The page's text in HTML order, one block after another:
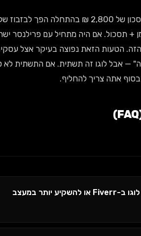
הלקח: מה שנראה חיסכון של 2,800 ₪ בהתחלה הפך לבזבוז של 200 דולר
אם היה מתחיל עם פרילנסר ישראלי, היה
נפוצה בעיקר אצל עסקים שחושבים
זה תשתית. אם התשתית לא טובה, אתה
להחליף.
האם כדאי לקנות לוגו ב-Fiverr או להשקיע יותר במעצב